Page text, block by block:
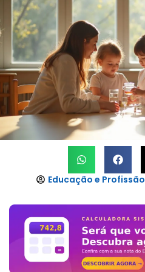
Educação e Profissão